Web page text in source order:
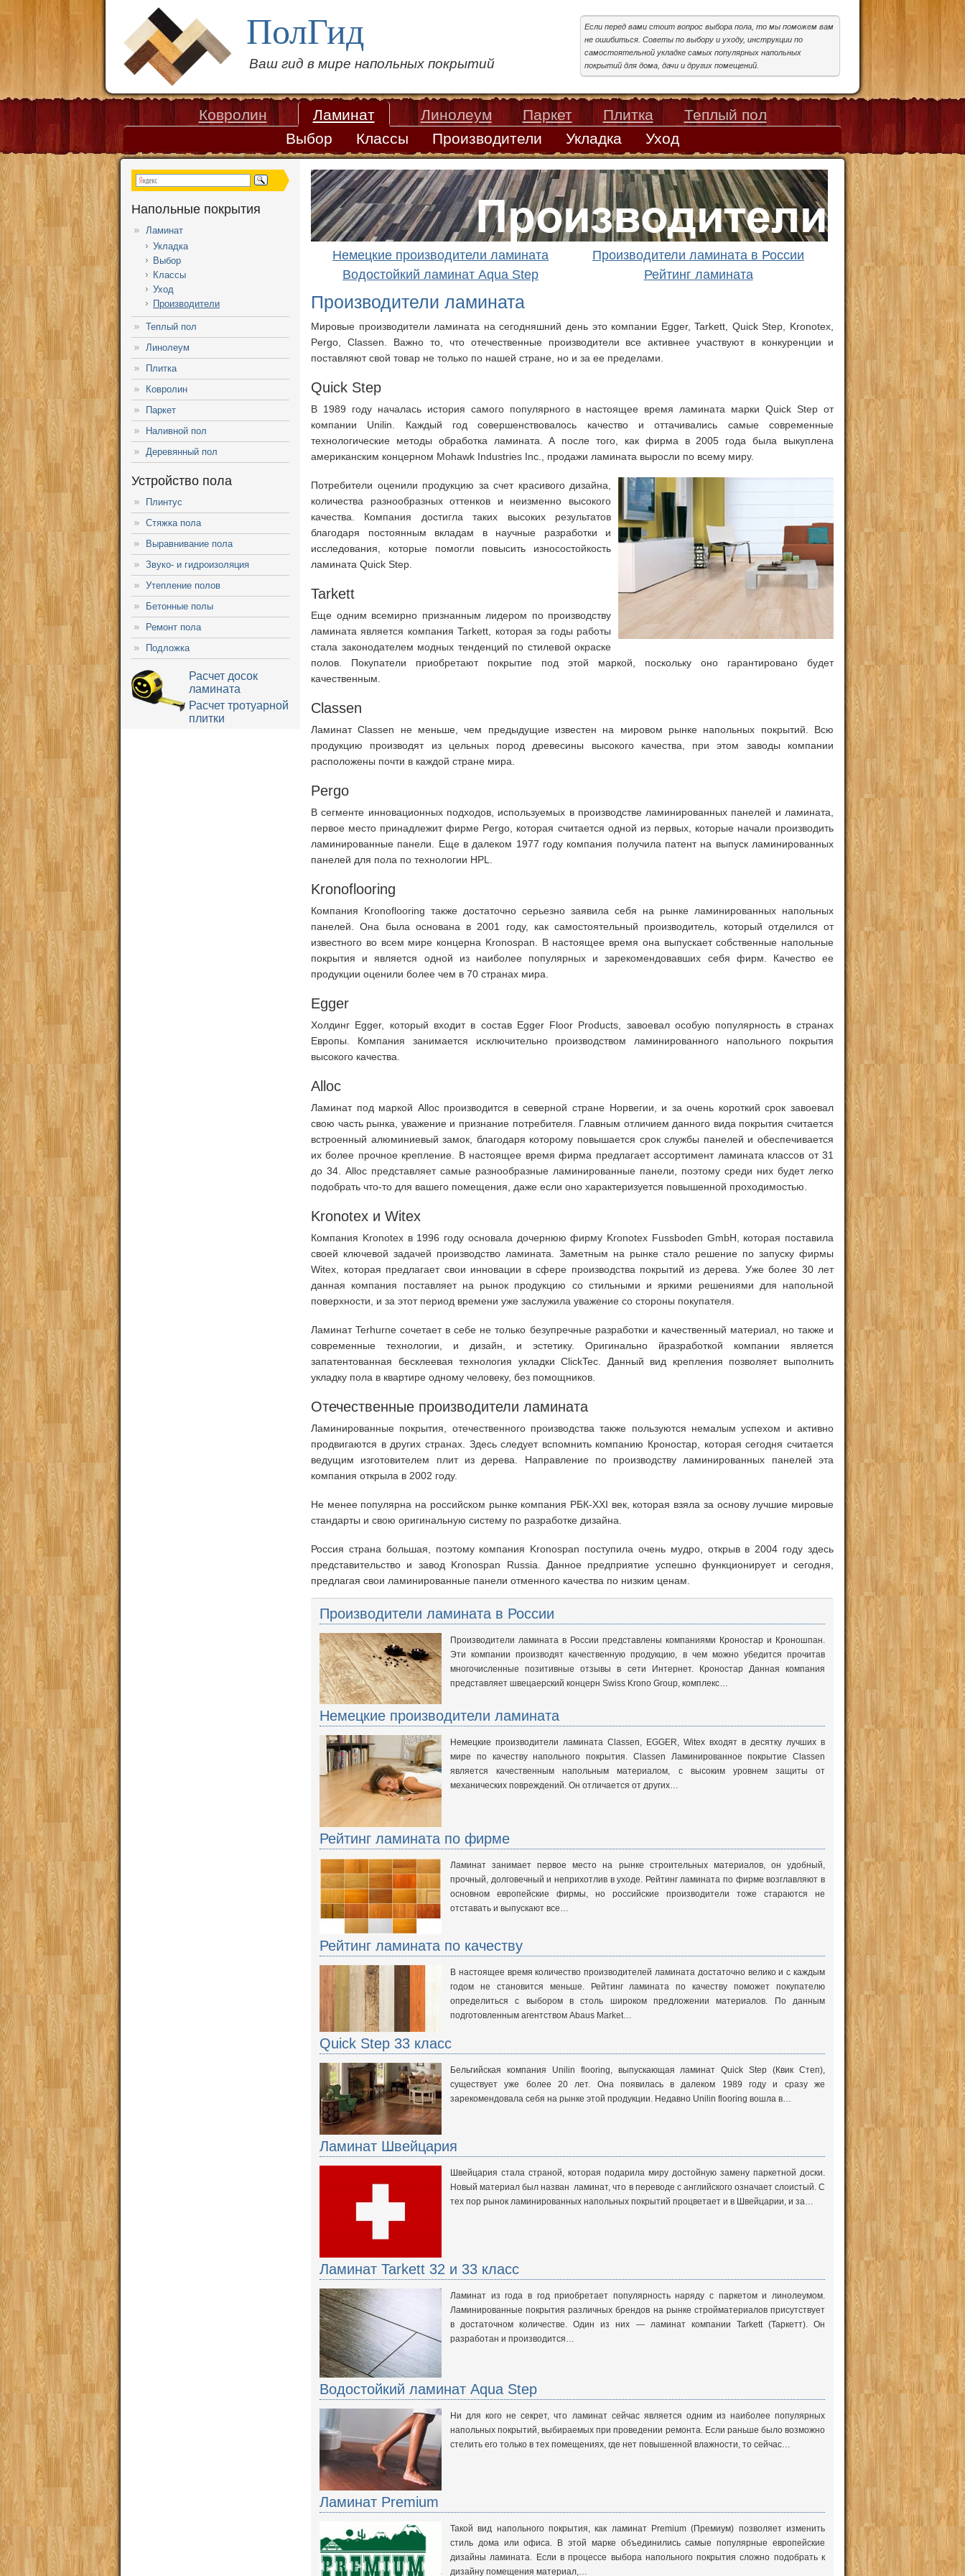
ПолГид
Ваш гид в мире напольных покрытий
Если перед вами стоит вопрос выбора пола, то мы поможем вам
не ошибиться. Советы по выбору и уходу, инструкции по
самостоятельной укладке самых популярных напольных
покрытий для дома, дачи и других помещений.
Ковролин Ламинат Линолеум Паркет Плитка
Теплый пол
Выбор
Классы Производители Укладка Уход
Немецкие производители ламината
Производители ламината в России
Водостойкий ламинат Aqua Step
Рейтинг ламината
Производители ламината
Мировые производители ламината на сегодняшний день это компании Egger, Tarkett, Quick Step, Kronotex,
Pergo, Classen. Важно то, что отечественные производители все активнее участвуют в конкуренции и
поставляют свой товар не только по нашей стране, но и за ее пределами.
Quick Step
В 1989 году началась история самого популярного в настоящее время ламината марки Quick Step от
компании Unilin. Каждый год совершенствовалось качество и оттачивались самые современные
технологические методы обработка ламината. А после того, как фирма в 2005 года была выкуплена
американским концерном Mohawk Industries Inc., продажи ламината выросли по всему миру.
Потребители оценили продукцию за счет красивого дизайна,
количества разнообразных оттенков и неизменно высокого
качества. Компания достигла таких высоких результатов
благодаря постоянным вкладам в научные разработки и
исследования, которые помогли повысить износостойкость
ламината Quick Step.
Tarkett
Еще одним всемирно признанным лидером по производству
ламината является компания Tarkett, которая за годы работы
стала законодателем модных тенденций по стилевой окраске
полов. Покупатели приобретают покрытие под этой маркой, поскольку оно гарантировано будет
качественным.
Classen
Ламинат Classen не меньше, чем предыдущие известен на мировом рынке напольных покрытий. Всю
продукцию производят из цельных пород древесины высокого качества, при этом заводы компании
расположены почти в каждой стране мира.
Pergo
В сегменте инновационных подходов, используемых в производстве ламинированных панелей и ламината,
первое место принадлежит фирме Pergo, которая считается одной из первых, которые начали производить
ламинированные панели. Еще в далеком 1977 году компания получила патент на выпуск ламинированных
панелей для пола по технологии HPL.
Kronoflooring
Компания Kronoflooring также достаточно серьезно заявила себя на рынке ламинированных напольных
панелей. Она была основана в 2001 году, как самостоятельный производитель, который отделился от
известного во всем мире концерна Kronospan. В настоящее время она выпускает собственные напольные
покрытия и является одной из наиболее популярных и зарекомендовавших себя фирм. Качество ее
продукции оценили более чем в 70 странах мира.
Egger
Холдинг Egger, который входит в состав Egger Floor Products, завоевал особую популярность в странах
Европы. Компания занимается исключительно производством ламинированного напольного покрытия
высокого качества.
Alloc
Ламинат под маркой Alloc производится в северной стране Норвегии, и за очень короткий срок завоевал
свою часть рынка, уважение и признание потребителя. Главным отличием данного вида покрытия считается
встроенный алюминиевый замок, благодаря которому повышается срок службы панелей и обеспечивается
их более прочное крепление. В настоящее время фирма предлагает ассортимент ламината классов от 31
до 34. Alloc представляет самые разнообразные ламинированные панели, поэтому среди них будет легко
подобрать что-то для вашего помещения, даже если оно характеризуется повышенной проходимостью.
Kronotex и Witex
Компания Kronotex в 1996 году основала дочернюю фирму Kronotex Fussboden GmbH, которая поставила
своей ключевой задачей производство ламината. Заметным на рынке стало решение по запуску фирмы
Witex, которая предлагает свои инновации в сфере производства покрытий из дерева. Уже более 30 лет
данная компания поставляет на рынок продукцию со стильными и яркими решениями для напольной
поверхности, и за этот период времени уже заслужила уважение со стороны покупателя.
Ламинат Terhurne сочетает в себе не только безупречные разработки и качественный материал, но также и
современные технологии, и дизайн, и эстетику. Оригинально йразработкой компании является
запатентованная бесклеевая технология укладки ClickTec. Данный вид крепления позволяет выполнить
укладку пола в квартире одному человеку, без помощников.
Отечественные производители ламината
Ламинированные покрытия, отечественного производства также пользуются немалым успехом и активно
продвигаются в других странах. Здесь следует вспомнить компанию Кроностар, которая сегодня считается
ведущим изготовителем плит из дерева. Направление по производству ламинированных панелей эта
компания открыла в 2002 году.
Не менее популярна на российском рынке компания РБК-XXI век, которая взяла за основу лучшие мировые
стандарты и свою оригинальную систему по разработке дизайна.
Россия страна большая, поэтому компания Kronospan поступила очень мудро, открыв в 2004 году здесь
представительство и завод Kronospan Russia. Данное предприятие успешно функционирует и сегодня,
предлагая свои ламинированные панели отменного качества по низким ценам.
Производители ламината в России
Производители ламината в России представлены компаниями Кроностар и Кроношпан.
Эти компании производят качественную продукцию, в чем можно убедится прочитав
многочисленные позитивные отзывы в сети Интернет. Кроностар Данная компания
представляет швецаерский концерн Swiss Krono Group, комплекс…
Немецкие производители ламината
Немецкие производители ламината Classen, EGGER, Witex входят в десятку лучших в
мире по качеству напольного покрытия. Classen Ламинированное покрытие Classen
является качественным напольным материалом, с высоким уровнем защиты от
механических повреждений. Он отличается от других…
Рейтинг ламината по фирме
Ламинат занимает первое место на рынке строительных материалов, он удобный,
прочный, долговечный и неприхотлив в уходе. Рейтинг ламината по фирме возглавляют в
основном европейские фирмы, но российские производители тоже стараются не
отставать и выпускают все…
Рейтинг ламината по качеству
В настоящее время количество производителей ламината достаточно велико и с каждым
годом не становится меньше. Рейтинг ламината по качеству поможет покупателю
определиться с выбором в столь широком предложении материалов. По данным
подготовленным агентством Abaus Market…
Quick Step 33 класс
Бельгийская компания Unilin flooring, выпускающая ламинат Quick Step (Квик Степ),
существует уже более 20 лет. Она появилась в далеком 1989 году и сразу же
зарекомендовала себя на рынке этой продукции. Недавно Unilin flooring вошла в…
Ламинат Швейцария
Швейцария стала страной, которая подарила миру достойную замену паркетной доски.
Новый материал был назван ламинат, что в переводе с английского означает слоистый. С
тех пор рынок ламинированных напольных покрытий процветает и в Швейцарии, и за…
Ламинат Tarkett 32 и 33 класс
Ламинат из года в год приобретает популярность наряду с паркетом и линолеумом.
Ламинированные покрытия различных брендов на рынке стройматериалов присутствует
в достаточном количестве. Один из них — ламинат компании Tarkett (Таркетт). Он
разработан и производится…
Водостойкий ламинат Aqua Step
Ни для кого не секрет, что ламинат сейчас является одним из наиболее популярных
напольных покрытий, выбираемых при проведении ремонта. Если раньше было возможно
стелить его только в тех помещениях, где нет повышенной влажности, то сейчас…
Ламинат Premium
Такой вид напольного покрытия, как ламинат Premium (Премиум) позволяет изменить
стиль дома или офиса. В этой марке объединились самые популярные европейские
дизайны ламината. Если в процессе выбора напольного покрытия сложно подобрать к
дизайну помещения материал,…
Напольные покрытия
Ламинат
Укладка
Выбор
Классы
Уход
Производители
Теплый пол
Линолеум
Плитка
Ковролин
Паркет
Наливной пол
Деревянный пол
Устройство пола
Плинтус
Стяжка пола
Выравнивание пола
Звуко- и гидроизоляция
Утепление полов
Бетонные полы
Ремонт пола
Подложка
Расчет досок
ламината
Расчет тротуарной
плитки